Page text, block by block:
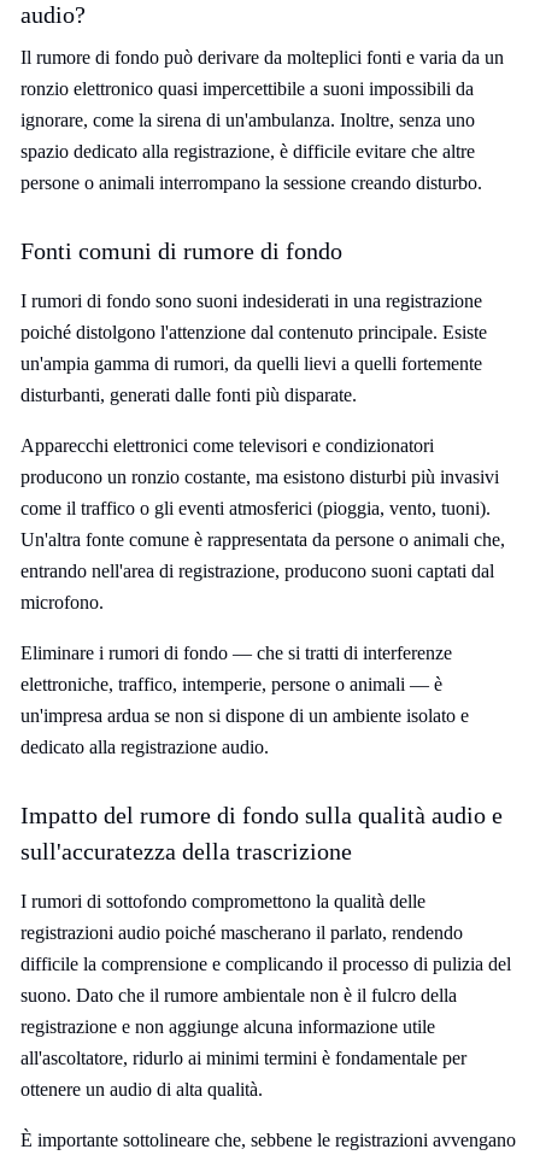
audio?
Il rumore di fondo può derivare da molteplici fonti e varia da un
ronzio elettronico quasi impercettibile a suoni impossibili da
ignorare, come la sirena di un'ambulanza. Inoltre, senza uno
spazio dedicato alla registrazione, è difficile evitare che altre
persone o animali interrompano la sessione creando disturbo.
Fonti comuni di rumore di fondo
I rumori di fondo sono suoni indesiderati in una registrazione
poiché distolgono l'attenzione dal contenuto principale. Esiste
un'ampia gamma di rumori, da quelli lievi a quelli fortemente
disturbanti, generati dalle fonti più disparate.
Apparecchi elettronici come televisori e condizionatori
producono un ronzio costante, ma esistono disturbi più invasivi
come il traffico o gli eventi atmosferici (pioggia, vento, tuoni).
Un'altra fonte comune è rappresentata da persone o animali che,
entrando nell'area di registrazione, producono suoni captati dal
microfono.
Eliminare i rumori di fondo — che si tratti di interferenze
elettroniche, traffico, intemperie, persone o animali — è
un'impresa ardua se non si dispone di un ambiente isolato e
dedicato alla registrazione audio.
Impatto del rumore di fondo sulla qualità audio e
sull'accuratezza della trascrizione
I rumori di sottofondo compromettono la qualità delle
registrazioni audio poiché mascherano il parlato, rendendo
difficile la comprensione e complicando il processo di pulizia del
suono. Dato che il rumore ambientale non è il fulcro della
registrazione e non aggiunge alcuna informazione utile
all'ascoltatore, ridurlo ai minimi termini è fondamentale per
ottenere un audio di alta qualità.
È importante sottolineare che, sebbene le registrazioni avvengano